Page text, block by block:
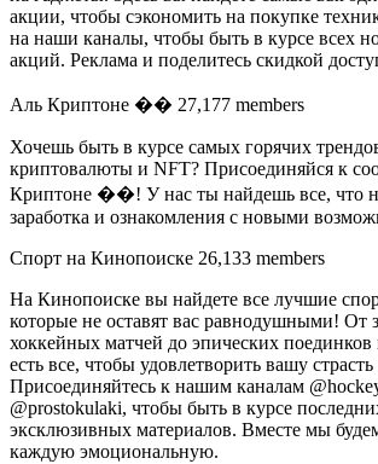
акции, чтобы сэкономить на покупке
на наши каналы, чтобы быть в курсе всех
акций. Реклама и поделитесь скидкой
Аль Криптоне �� 27,177 members
Хочешь быть в курсе самых горячих
криптовалюты и NFT? Присоединяйся к
Криптоне ��! У нас ты найдешь все, что
заработка и ознакомления с новыми
Спорт на Кинопоиске 26,133 members
На Кинопоиске вы найдете все лучшие
которые не оставят вас равнодушными! От
хоккейных матчей до эпических
есть все, чтобы удовлетворить вашу страсть
Присоединяйтесь к нашим каналам
@prostokulaki, чтобы быть в курсе
эксклюзивных материалов. Вместе мы
каждую эмоциональную.